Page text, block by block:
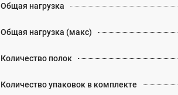
Общая нагрузка
Общая нагрузка (макс)
Количество полок
Количество упаковок в комплекте